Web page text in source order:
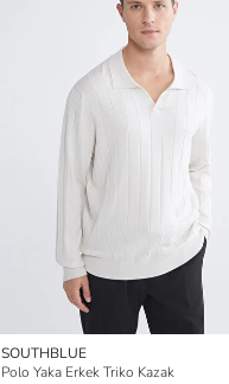
SOUTHBLUE
Polo Yaka Erkek Triko Kazak